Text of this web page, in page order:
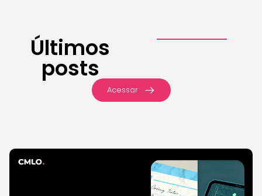
Últimos
posts
Acessar